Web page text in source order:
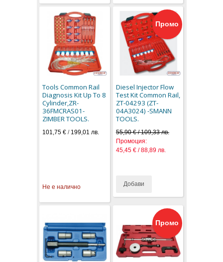
Tools Common Rail
Diagnosis Kit Up To 8
Cylinder,ZR-
36FMCRAS01-
ZIMBER TOOLS.
101,75 € / 199,01 лв.
Не е налично
Промо
Diesel Injector Flow
Test Kit Common Rail,
ZT-04293 (ZT-
04A3024) -SMANN
TOOLS.
55,90 € / 109,33 лв.
Промоция:
45,45 € / 88,89 лв.
Добави
Промо